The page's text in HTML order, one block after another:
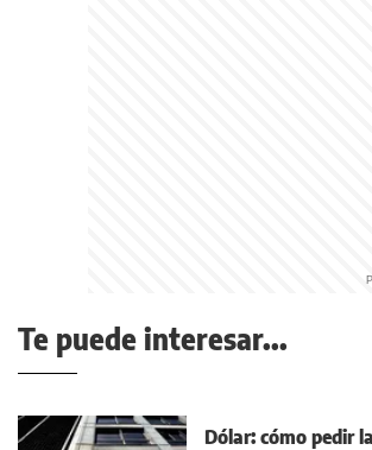
Te puede interesar...
Dólar: cómo pedir